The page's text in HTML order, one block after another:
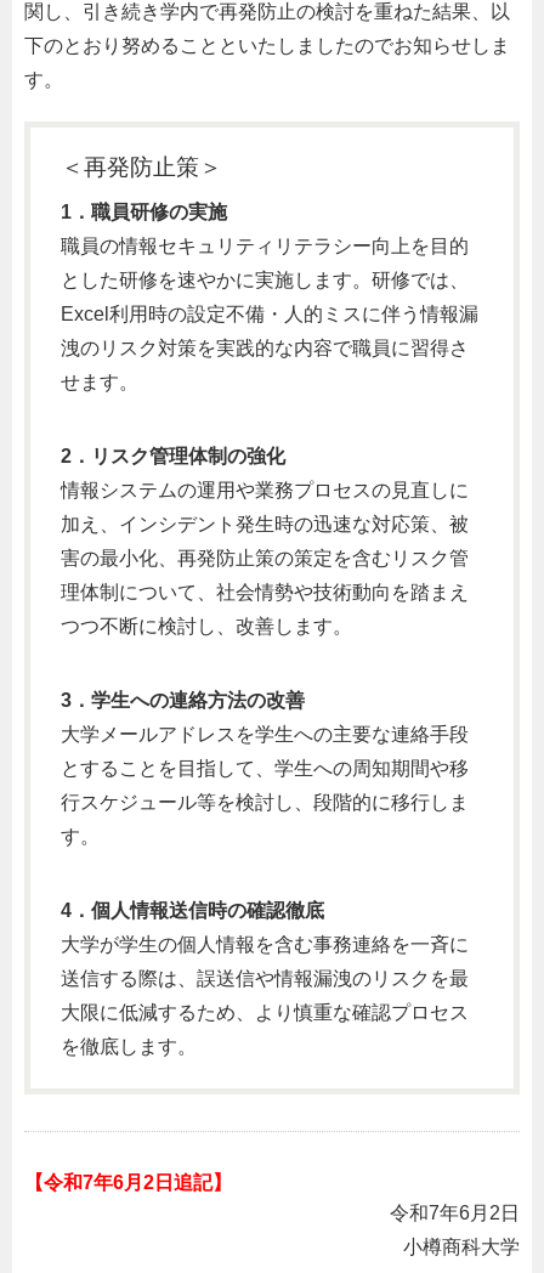
関し、引き続き学内で再発防止の検討を重ねた結果、以
下のとおり努めることといたしましたのでお知らせしま
す。
＜再発防止策＞
1．職員研修の実施
職員の情報セキュリティリテラシー向上を目的
とした研修を速やかに実施します。研修では、
Excel利用時の設定不備・人的ミスに伴う情報漏
洩のリスク対策を実践的な内容で職員に習得さ
せます。
2．リスク管理体制の強化
情報システムの運用や業務プロセスの見直しに
加え、インシデント発生時の迅速な対応策、被
害の最小化、再発防止策の策定を含むリスク管
理体制について、社会情勢や技術動向を踏まえ
つつ不断に検討し、改善します。
3．学生への連絡方法の改善
大学メールアドレスを学生への主要な連絡手段
とすることを目指して、学生への周知期間や移
行スケジュール等を検討し、段階的に移行しま
す。
4．個人情報送信時の確認徹底
大学が学生の個人情報を含む事務連絡を一斉に
送信する際は、誤送信や情報漏洩のリスクを最
大限に低減するため、より慎重な確認プロセス
を徹底します。
【令和7年6月2日追記】
令和7年6月2日
小樽商科大学